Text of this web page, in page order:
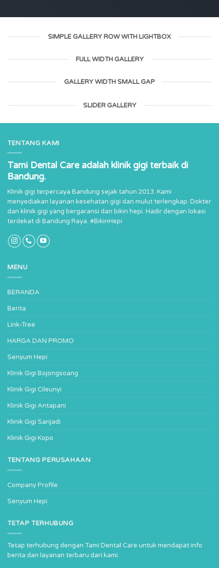
SIMPLE GALLERY ROW WITH LIGHTBOX
FULL WIDTH GALLERY
GALLERY WIDTH SMALL GAP
SLIDER GALLERY
TENTANG KAMI
Tami Dental Care adalah klinik gigi terbaik di
Bandung.
Klinik gigi terpercaya Bandung sejak tahun 2013. Kami
menyediakan layanan kesehatan gigi dan mulut terlengkap. Dokter
dan klinik gigi yang bergaransi dan bikin hepi. Hadir dengan lokasi
terdekat di Bandung Raya. #BikinHepi
MENU
BERANDA
Berita
Link-Tree
HARGA DAN PROMO
Senyum Hepi
Klinik Gigi Bojongsoang
Klinik Gigi Cileunyi
Klinik Gigi Antapani
Klinik Gigi Sarijadi
Klinik Gigi Kopo
TENTANG PERUSAHAAN
Company Profile
Senyum Hepi
TETAP TERHUBUNG
Tetap terhubung dengan Tami Dental Care untuk mendapat info
berita dan layanan terbaru dari kami.